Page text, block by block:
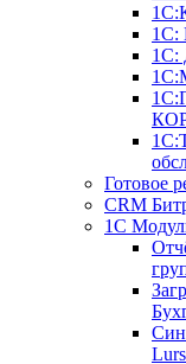
1С:
1С:
Готовое
CRM
1C